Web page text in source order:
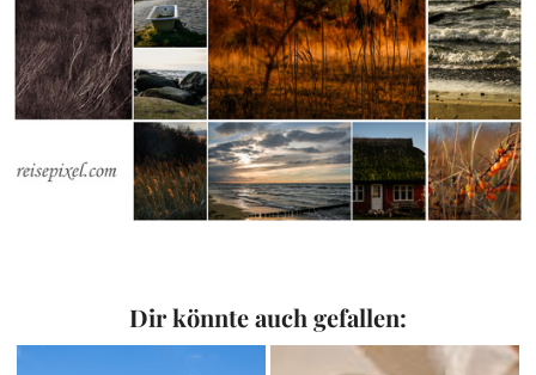
Dir könnte auch gefallen: